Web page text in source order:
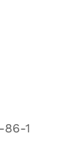
86-1